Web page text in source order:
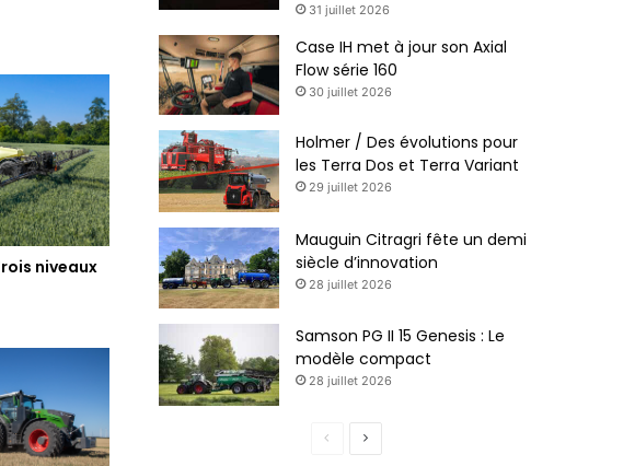
niveaux
31 juillet 2026
Case IH met à jour son Axial
Flow série 160
30 juillet 2026
Holmer / Des évolutions pour
les Terra Dos et Terra Variant
29 juillet 2026
Mauguin Citragri fête un demi
siècle d’innovation
28 juillet 2026
Samson PG II 15 Genesis : Le
modèle compact
28 juillet 2026
Page